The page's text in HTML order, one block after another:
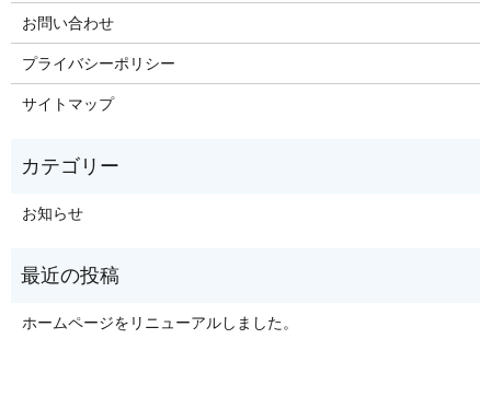
お問い合わせ
プライバシーポリシー
サイトマップ
お知らせ
ホームページをリニューアルしました。